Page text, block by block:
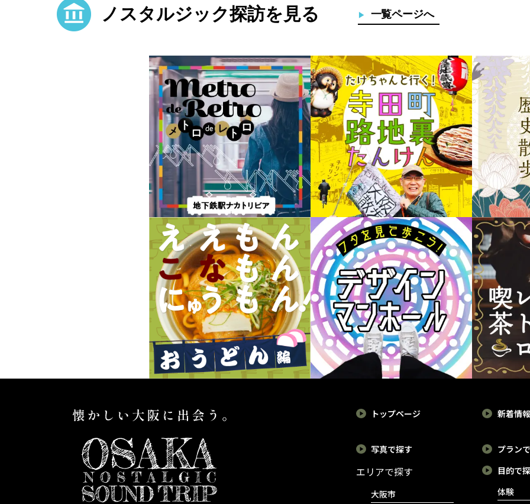
ノスタルジック探訪を見る 一覧ページへ
トップページ
写真で探す
エリアで探す
大阪市
新着情報
プラン
目的で
体験